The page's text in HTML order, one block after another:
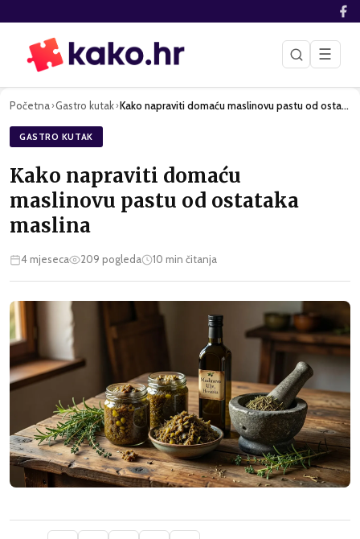
☰
Početna›Gastro kutak› Kako napraviti domaću maslinovu pastu od ostataka maslina
GASTRO KUTAK
Kako napraviti domaću
maslinovu pastu od ostataka
maslina
4 mjeseca 209 pogleda 10 min čitanja